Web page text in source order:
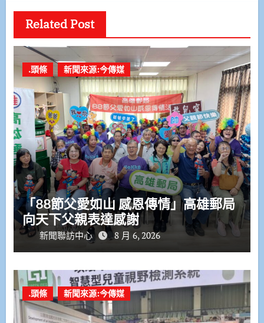
Related Post
.頭條 新聞來源:今傳媒
「88節父愛如山 感恩傳情」高雄郵局
向天下父親表達感謝
新聞聯訪中心 8 月 6, 2026
.頭條 新聞來源:今傳媒